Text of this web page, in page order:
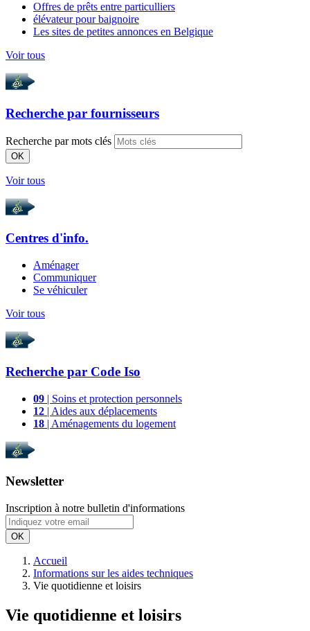
Offres de prêts entre particulliers
élévateur pour baignoire
Les sites de petites annonces en Belgique
Voir tous
Recherche par fournisseurs
Recherche par mots clés
OK
Voir tous
Centres d'info.
Aménager
Communiquer
Se véhiculer
Voir tous
Recherche par Code Iso
09 | Soins et protection personnels
12 | Aides aux déplacements
18 | Aménagements du logement
Newsletter
Inscription à notre bulletin d'informations
OK
Accueil
Informations sur les aides techniques
Vie quotidienne et loisirs
Vie quotidienne et loisirs